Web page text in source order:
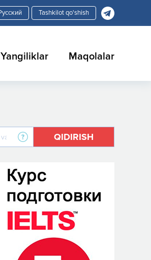
Tashkilot qo'shish
Yangiliklar Maqolalar
QIDIRISH